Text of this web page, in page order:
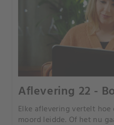
Aflevering 22 -
Elke aflevering vertelt
moord leidde. Of het nu